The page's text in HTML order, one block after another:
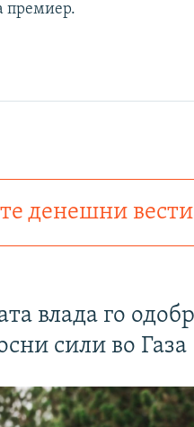
премиер.
денешни вести
влада го
сили во Газа